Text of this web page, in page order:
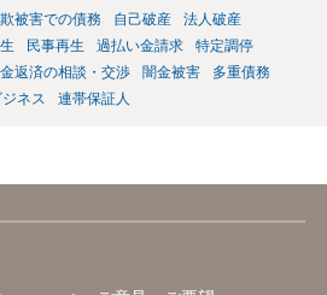
被害での債務 自己破産
法人破産
民事再生 過払い金請求
特定調停
返済の相談・交渉 闇金被害
多重債務
ネス 連帯保証人